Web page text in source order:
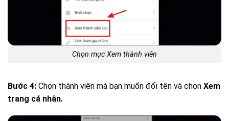
Chọn mục Xem thành viên
Bước 4: Chọn thành viên mà bạn muốn đổi tên và chọn Xem
trang cá nhân.